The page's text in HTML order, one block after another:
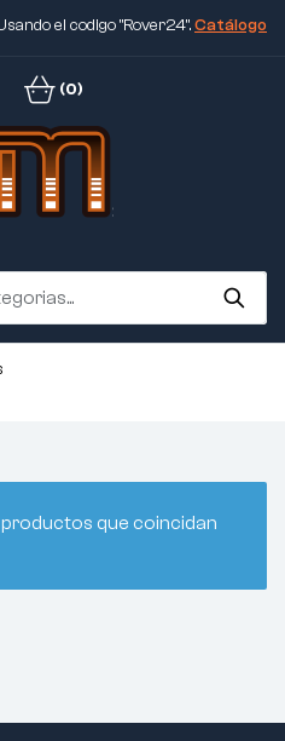
el codigo "Rover24".Catálogo
(0)
que coincidan